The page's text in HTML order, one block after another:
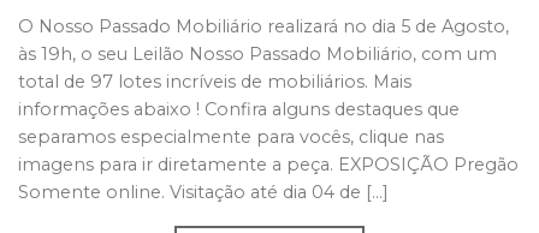
O Nosso Passado Mobiliário realizará no dia 5 de Agosto,
às 19h, o seu Leilão Nosso Passado Mobiliário, com um
total de 97 lotes incríveis de mobiliários. Mais
informações abaixo ! Confira alguns destaques que
separamos especialmente para vocês, clique nas
imagens para ir diretamente a peça. EXPOSIÇÃO Pregão
Somente online. Visitação até dia 04 de […]